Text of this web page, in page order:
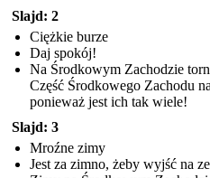
Slajd: 2
Ciężkie burze
Daj spokój!
Na Środkowym Zachodzie
Część Środkowego Zachodu
ponieważ jest ich tak wiele!
Slajd: 3
Mroźne zimy
Jest za zimno, żeby wyjść na